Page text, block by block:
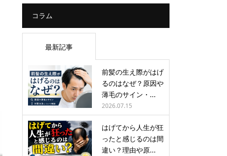
コラム
最新記事
前髪の生え際がはげ
るのはなぜ？原因や
薄毛のサイン・...
2026.07.15
はげてから人生が狂
ったと感じるのは間
違い？理由や原...